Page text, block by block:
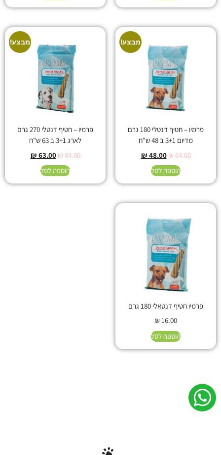
מבצע!
פרמיו – חטיף דנטלי 180 גרם
מדיום 3+1 ב 48 ש"ח
₪ 64.00
₪ 48.00
הוספה לסל
מבצע!
פרמיו – חטיף דנטלי 270 גרם
לארג 3+1 ב 63 ש"ח
₪ 84.00
₪ 63.00
הוספה לסל
פרמיו חטיף דנטאלי 180 גרם
₪16.00
הוספה לסל